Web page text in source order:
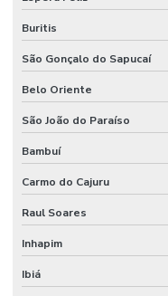
Buritis
São Gonçalo do Sapucaí
Belo Oriente
São João do Paraíso
Bambuí
Carmo do Cajuru
Raul Soares
Inhapim
Ibiá